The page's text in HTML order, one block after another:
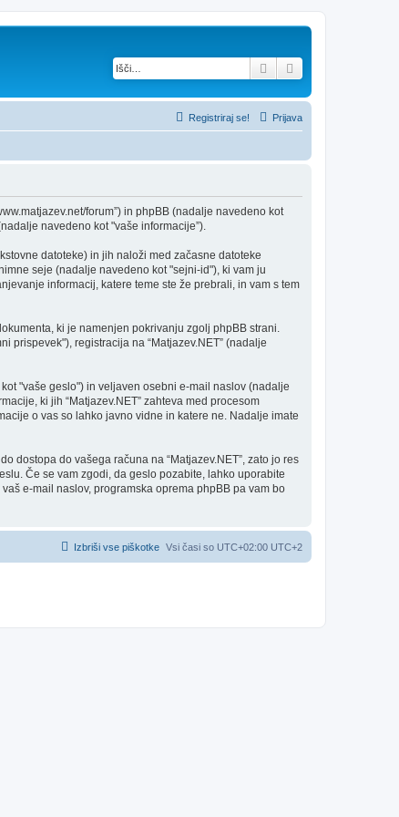
Iskanje
Prijava
Registriraj se!
forum”) in phpBB (nadalje navedeno kot
navedeno kot "vaše informacije”).
datoteke) in jih naloži med začasne datoteke
seje (nadalje navedeno kot "sejni-id"), ki vam ju
informacij, katere teme ste že prebrali, in vam s tem
ki je namenjen pokrivanju zgolj phpBB strani.
registracija na “Matjazev.NET” (nadalje
"vaše geslo") in veljaven osebni e-mail naslov (nadalje
ki jih “Matjazev.NET” zahteva med procesom
o vas so lahko javno vidne in katere ne. Nadalje imate
dostopa do vašega računa na “Matjazev.NET”, zato jo res
Če se vam zgodi, da geslo pozabite, lahko uporabite
e-mail naslov, programska oprema phpBB pa vam bo
Vsi časi so UTC+02:00 UTC+2
Izbriši vse piškotke